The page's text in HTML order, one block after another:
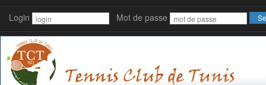
Login Mot de passe